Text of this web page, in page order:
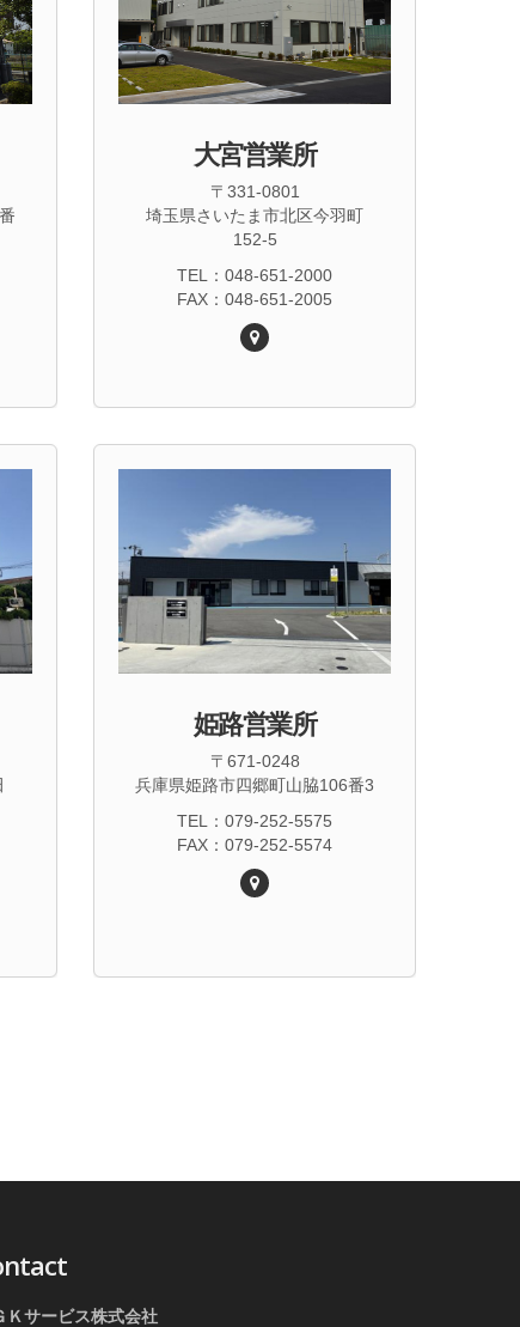
大宮営業所
〒331-0801
埼玉県さいたま市北区今羽町
152-5
TEL：048-651-2000
FAX：048-651-2005
姫路営業所
〒671-0248
兵庫県姫路市四郷町山脇106番3
TEL：079-252-5575
FAX：079-252-5574
Ｋサービス株式会社